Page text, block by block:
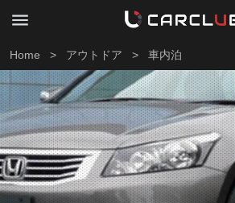
Home > アウトドア > 車内泊